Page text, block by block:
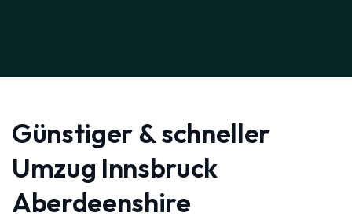
Günstiger & schneller
Umzug Innsbruck
Aberdeenshire